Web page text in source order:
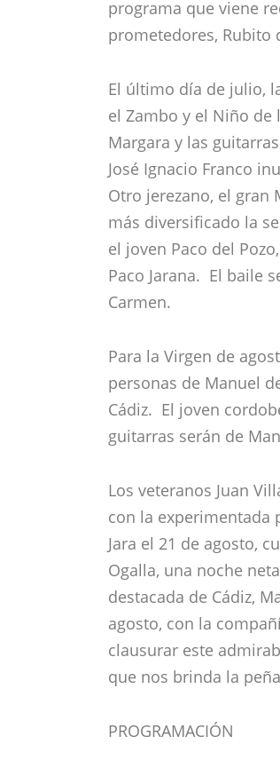
programa que viene
prometedores, Rubito
El último día de julio,
el Zambo y el Niño de
Margara y las
José Ignacio Franco
Otro jerezano, el gran
más diversificado la
el joven Paco del
Paco Jarana. El baile
Carmen.
Para la Virgen de
personas de Manuel
Cádiz. El joven
guitarras serán de
Los veteranos Juan
con la experimentada
Jara el 21 de agosto,
Ogalla, una noche
destacada de Cádiz,
agosto, con la
clausurar este
que nos brinda la
PROGRAMACIÓN